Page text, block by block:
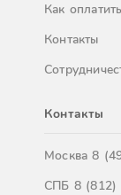
Как оплатить
Контакты
Контакты
Москва8
СПБ 8 (812)